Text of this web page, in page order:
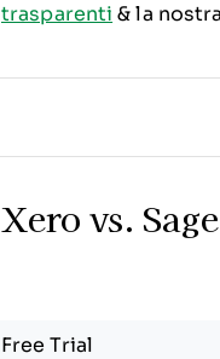
trasparenti & la nostra
Xero vs.
Free Trial